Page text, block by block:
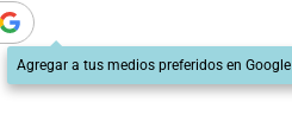
Agregar a tus medios preferidos en Google